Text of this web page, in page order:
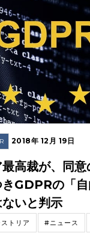
2018年 12月 19日
高裁が、同
GDPRの「
いと判示
トリア #ニュース